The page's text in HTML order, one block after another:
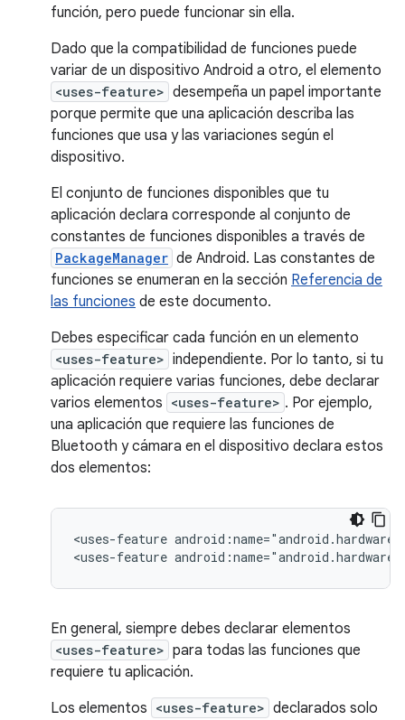
función, pero puede funcionar sin ella.
Dado que la compatibilidad de funciones puede
variar de un dispositivo Android a otro, el elemento
<uses-feature> desempeña un papel importante
porque permite que una aplicación describa las
funciones que usa y las variaciones según el
dispositivo.
El conjunto de funciones disponibles que tu
aplicación declara corresponde al conjunto de
constantes de funciones disponibles a través de
PackageManager de Android. Las constantes de
funciones se enumeran en la sección Referencia de
las funciones de este documento.
Debes especificar cada función en un elemento
<uses-feature> independiente. Por lo tanto, si tu
aplicación requiere varias funciones, debe declarar
varios elementos <uses-feature> . Por ejemplo,
una aplicación que requiere las funciones de
Bluetooth y cámara en el dispositivo declara estos
dos elementos:
<uses-feature
<uses-feature
En general, siempre debes declarar elementos
<uses-feature> para todas las funciones que
requiere tu aplicación.
Los elementos <uses-feature> declarados solo